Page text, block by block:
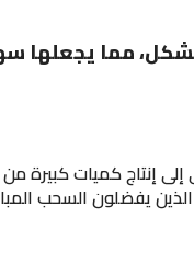
مما يجعلها
إنتاج كميات كبيرة من
يفضلون السحب